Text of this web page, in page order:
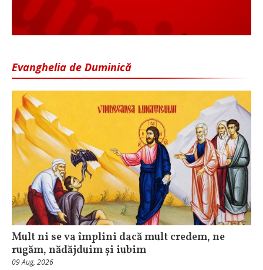
Evanghelia de Duminică
Mult ni se va împlini dacă mult credem, ne
rugăm, nădăjduim și iubim
09 Aug, 2026